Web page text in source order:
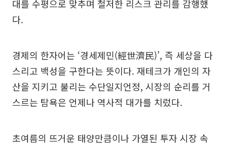
대를 수평으로 맞추며 철저한 리스크 관리를 감행했
다.
경제의 한자어는 ‘경세제민(經世濟民)’, 즉 세상을 다
스리고 백성을 구한다는 뜻이다. 재테크가 개인의 자
산을 지키고 불리는 수단일지언정, 시장의 순리를 거
스르는 탐욕은 언제나 역사적 대가를 치렀다.
초여름의 뜨거운 태양만큼이나 가열된 투자 시장 속